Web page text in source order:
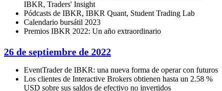
IBKR, Traders' Insight
Pódcasts de IBKR, IBKR Quant, Student Trading Lab
Calendario bursátil 2023
Premios IBKR 2022: Un año extraordinario
26 de septiembre de 2022
EventTrader de IBKR: una nueva forma de operar con futuros
Los clientes de Interactive Brokers obtienen hasta un 2.58 %
USD sobre sus saldos de efectivo no invertidos